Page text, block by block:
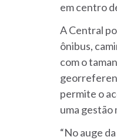
em centro
A Central
ônibus,
com o
permite o
uma gestão
“No auge